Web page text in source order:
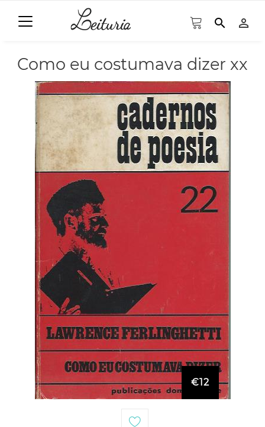
search person_outline
Como eu costumava dizer xx
€12